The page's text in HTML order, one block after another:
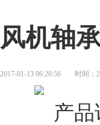
风机轴
2017-01-13 06:20:56 时间：
产